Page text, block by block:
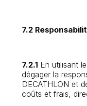
7.2
7.2.1En utilisant
dégager la
DECATHLON et
coûts et frais,